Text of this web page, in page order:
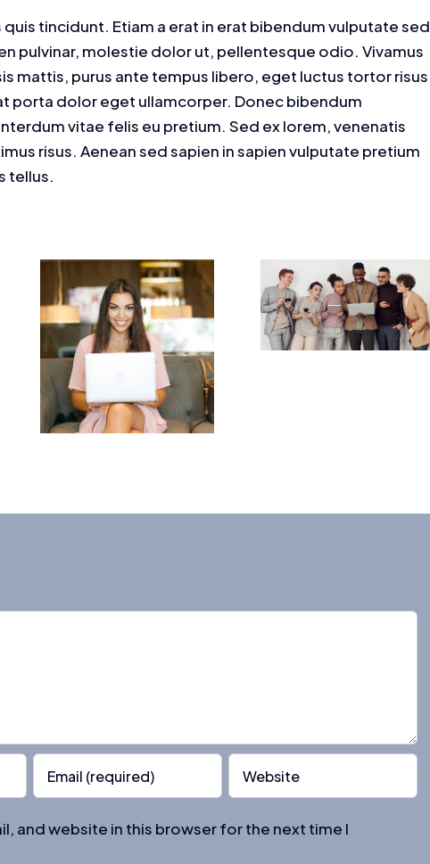
tincidunt. Etiam a erat in erat bibendum vulputate sed
pulvinar, molestie dolor ut, pellentesque odio. Vivamus
mattis, purus ante tempus libero, eget luctus tortor risus
porta dolor eget ullamcorper. Donec bibendum
vitae felis eu pretium. Sed ex lorem, venenatis
risus. Aenean sed sapien in sapien vulputate pretium
tellus.
and website in this browser for the next time I